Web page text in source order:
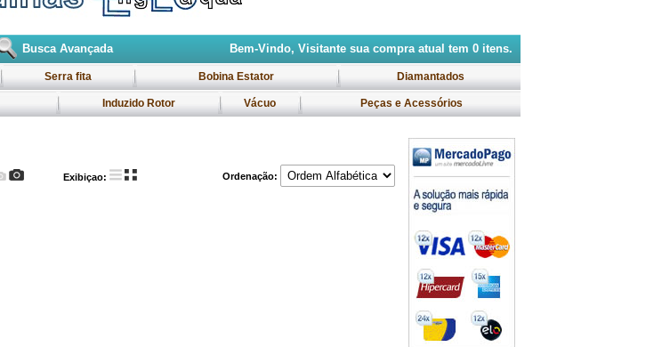
Busca Avançada Bem-Vindo, Visitante sua compra atual tem 0itens.
Serra fita Bobina Estator Diamantados
Induzido Rotor Vácuo Peças e Acessórios
Exibiçao: Ordenação: